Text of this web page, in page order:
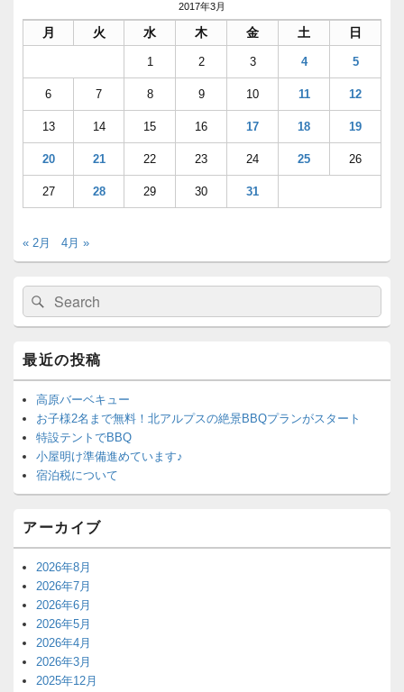
ゲ
ョ
ン
2017年3月
月 火 水 木 金 土 日
1 2 3 4 5
6 7 8 9 10 11 12
13 14 15 16 17 18 19
20 21 22 23 24 25 26
27 28 29 30 31
« 2月 4月 »
検
索:
検
索
最近の投稿
高原バーベキュー
お子様2名まで無料！北アルプスの絶景BBQプランがスタート
特設テントでBBQ
小屋明け準備進めています♪
宿泊税について
アーカイブ
2026年8月
2026年7月
2026年6月
2026年5月
2026年4月
2026年3月
2025年12月